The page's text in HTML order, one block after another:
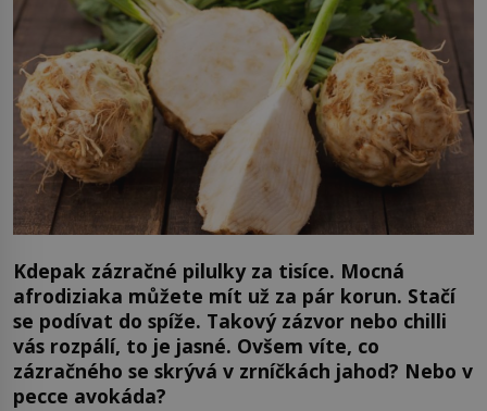
Kdepak zázračné pilulky za tisíce. Mocná
afrodiziaka můžete mít už za pár korun. Stačí
se podívat do spíže. Takový zázvor nebo chilli
vás rozpálí, to je jasné. Ovšem víte, co
zázračného se skrývá v zrníčkách jahod? Nebo v
pecce avokáda?